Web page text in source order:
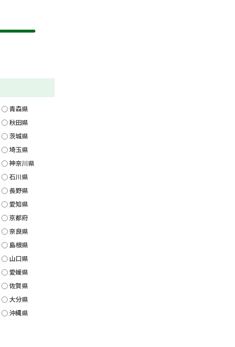
青森県
秋田県
茨城県
埼玉県
神奈川県
石川県
長野県
愛知県
京都府
奈良県
島根県
山口県
愛媛県
佐賀県
大分県
沖縄県